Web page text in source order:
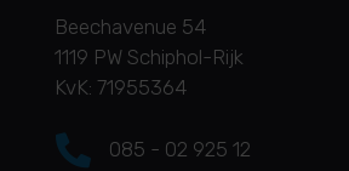
Beechavenue 54
1119 PW Schiphol-Rijk
KvK: 71955364
 085 - 02 925 12